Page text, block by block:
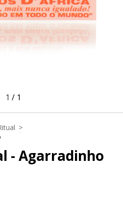
1 / 1
>
- Agarradinho